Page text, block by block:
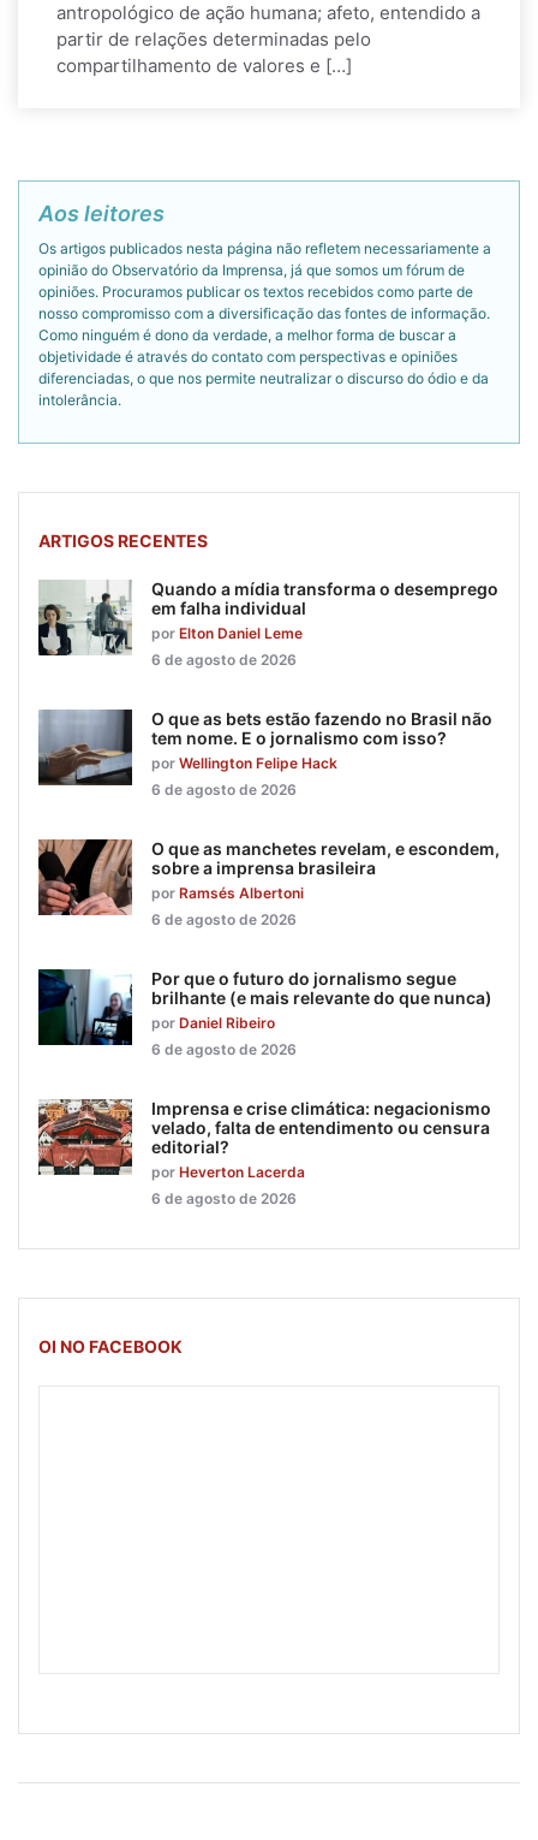
antropológico de ação humana; afeto, entendido a
partir de relações determinadas pelo
compartilhamento de valores e […]
Aos leitores
Os artigos publicados nesta página não refletem necessariamente a
opinião do Observatório da Imprensa, já que somos um fórum de
opiniões. Procuramos publicar os textos recebidos como parte de
nosso compromisso com a diversificação das fontes de informação.
Como ninguém é dono da verdade, a melhor forma de buscar a
objetividade é através do contato com perspectivas e opiniões
diferenciadas, o que nos permite neutralizar o discurso do ódio e da
intolerância.
ARTIGOS RECENTES
Quando a mídia transforma o desemprego
em falha individual
por Elton Daniel Leme
6 de agosto de 2026
O que as bets estão fazendo no Brasil não
tem nome. E o jornalismo com isso?
por Wellington Felipe Hack
6 de agosto de 2026
O que as manchetes revelam, e escondem,
sobre a imprensa brasileira
por Ramsés Albertoni
6 de agosto de 2026
Por que o futuro do jornalismo segue
brilhante (e mais relevante do que nunca)
por Daniel Ribeiro
6 de agosto de 2026
Imprensa e crise climática: negacionismo
velado, falta de entendimento ou censura
editorial?
por Heverton Lacerda
6 de agosto de 2026
OI NO FACEBOOK